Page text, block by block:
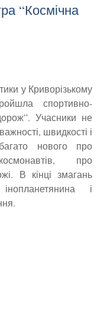
“Космічна
у Криворізькому
спортивно-
Учасники не
швидкості і
нового про
про
В кінці змагань
і